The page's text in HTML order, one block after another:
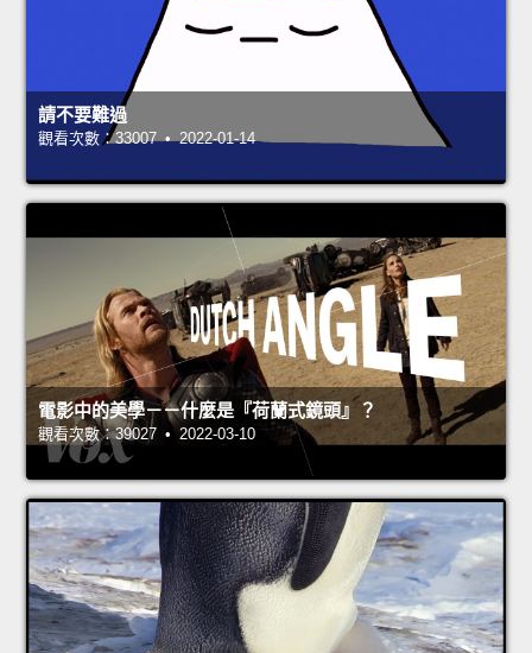
請不要難過
觀看次數：33007 • 2022-01-14
電影中的美學－－什麼是『荷蘭式鏡頭』？
觀看次數：39027 • 2022-03-10